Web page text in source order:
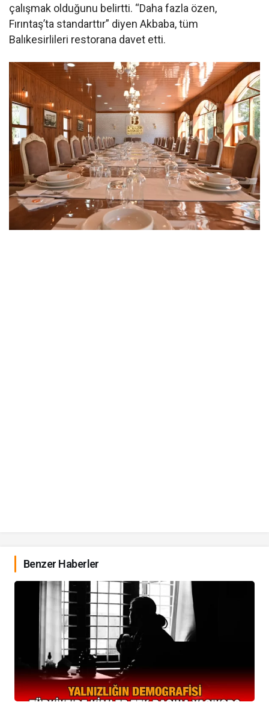
çalışmak olduğunu belirtti. “Daha fazla özen,
Fırıntaş’ta standarttır” diyen Akbaba, tüm
Balıkesirlileri restorana davet etti.
Benzer Haberler